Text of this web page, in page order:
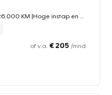
of v.a. € 205 /mnd